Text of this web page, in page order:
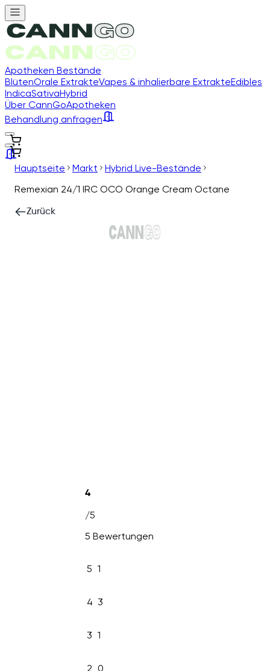
Apotheken Bestände
BlütenOrale ExtrakteVapes & inhalierbare ExtrakteEdibles
IndicaSativaHybrid
Über CannGoApotheken
Behandlung anfragen
Hauptseite Markt
Hybrid Live-Bestände
Remexian 24/1 IRC OCO Orange Cream Octane
Zurück
4
/5
5 Bewertungen
5 1
4 3
3 1
2 0